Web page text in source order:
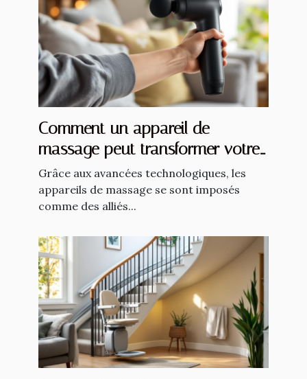
Comment un appareil de
massage peut transformer votre
routine quotidienne ?
Grâce aux avancées technologiques, les
appareils de massage se sont imposés
comme des alliés...